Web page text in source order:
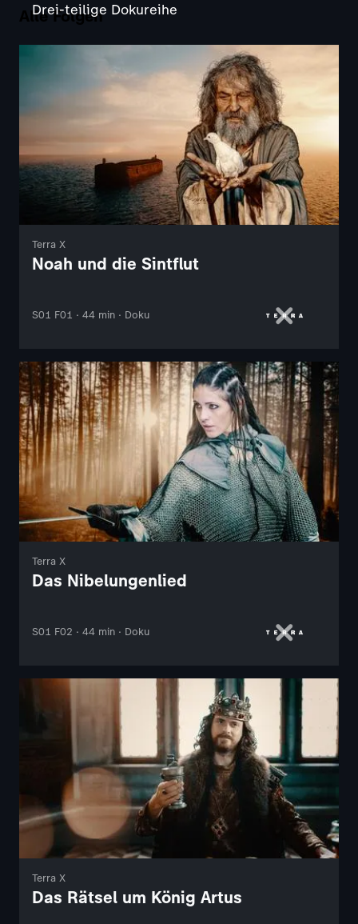
Alle Folgen
Drei-teilige Dokureihe
Terra X
Noah und die Sintflut
S01 F01 · 44 min · Doku
Terra X
Das Nibelungenlied
S01 F02 · 44 min · Doku
Terra X
Das Rätsel um König Artus